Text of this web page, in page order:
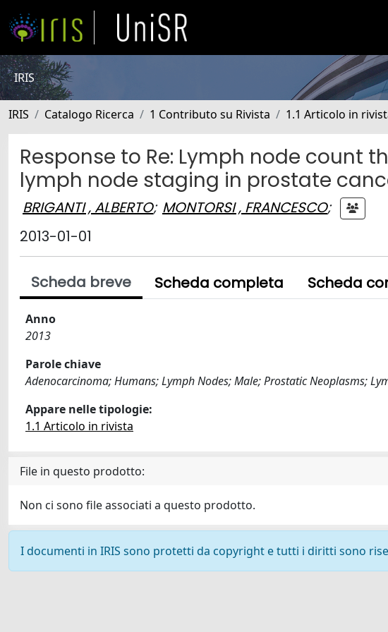
IRIS
IRIS Catalogo Ricerca 1 Contributo su Rivista 1.1 Articolo in
Response to Re: Lymph node count
lymph node staging in prostate
BRIGANTI , ALBERTO; MONTORSI , FRANCESCO;
2013-01-01
Scheda breve Scheda completa Scheda
Anno
2013
Parole chiave
Adenocarcinoma; Humans; Lymph Nodes; Male; Prostatic Neoplasms;
Appare nelle tipologie:
1.1 Articolo in rivista
File in questo prodotto:
Non ci sono file associati a questo prodotto.
I documenti in IRIS sono protetti da copyright e tutti i diritti sono